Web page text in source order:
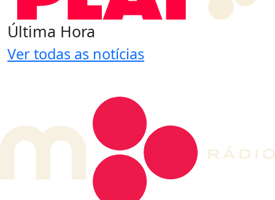
Última Hora
Ver todas as notícias